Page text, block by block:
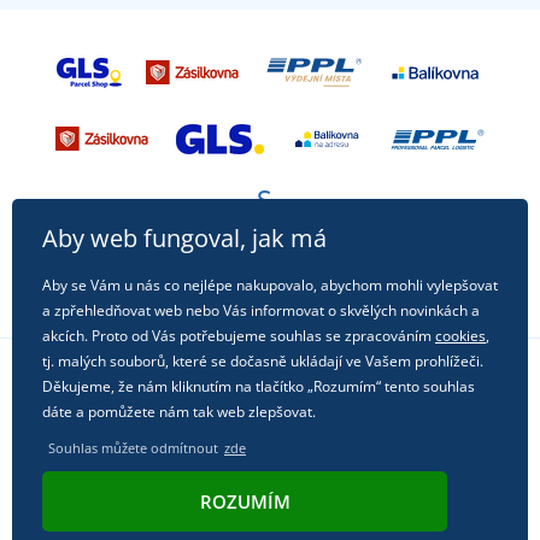
Sledujte nás na sociálních sítích
Aby web fungoval, jak má
Aby se Vám u nás co nejlépe nakupovalo, abychom mohli vylepšovat
a zpřehledňovat web nebo Vás informovat o skvělých novinkách a
akcích. Proto od Vás potřebujeme souhlas se zpracovánímcookies,
tj. malých souborů, které se dočasně ukládají ve Vašem prohlížeči.
Děkujeme, že nám kliknutím na tlačítko „Rozumím“ tento souhlas
dáte a pomůžete nám tak web zlepšovat.
Souhlas můžete odmítnout zde
ROZUMÍM